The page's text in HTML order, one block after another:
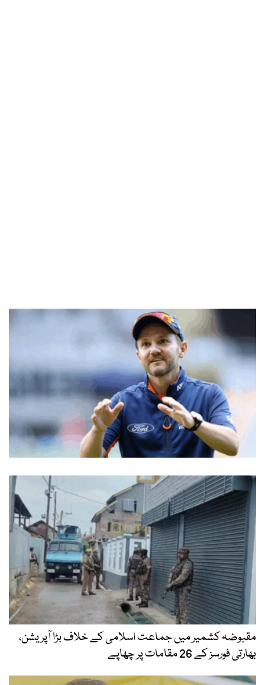
مقبوضہ کشمیر میں جماعت اسلامی کے خلاف بڑا آپریشن،
بھارتی فورسز کے 26 مقامات پر چھاپے